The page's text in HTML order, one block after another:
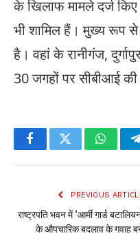
के खिलाफ मामले दर्ज
भी शामिल हैं। मुख्य रूप से
है। वहां के रानीगंज,
30 जगहों पर सीबीआई की
FacebookTwitter
PREVIOUS
राष्ट्रपति भवन में ‘आर्मी गार्ड
के औपचारिक बदलाव के गवाह